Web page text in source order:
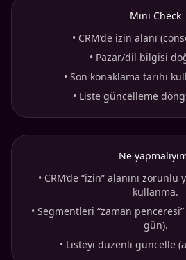
Mini Check
• CRM’de izin alanı
• Pazar/dil bilgisi
• Son konaklama tarihi
• Liste güncelleme
Ne
• CRM’de “izin” alanını
kullanma.
• Segmentleri “zaman
gün).
• Listeyi düzenli güncelle